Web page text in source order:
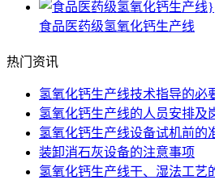
食品医药级氢氧化钙生产线
热门资讯
氢氧化钙生产线技术指导的必
氢氧化钙生产线的人员安排及
氢氧化钙生产线设备试机前的
装卸消石灰设备的注意事项
氢氧化钙生产线干、湿法工艺